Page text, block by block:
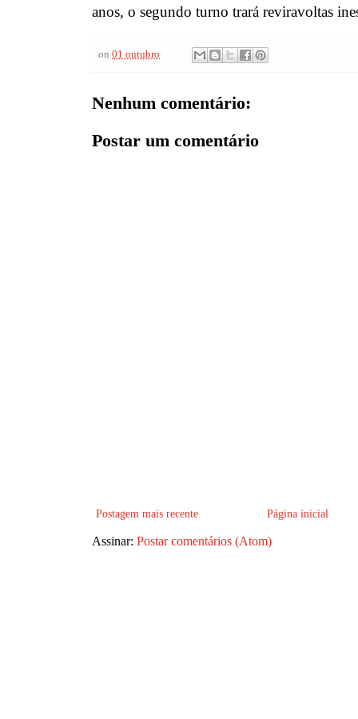
anos, o segundo turno trará reviravoltas
on 01 outubro
Nenhum comentário:
Postar um comentário
Postagem mais recente Página inicial
Assinar: Postar comentários (Atom)